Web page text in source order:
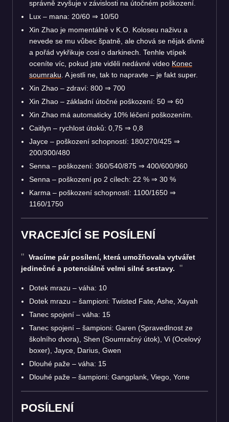
správně zvyšuje v závislosti na útočném poškození.
Lux – mana: 20/60 ⇒ 10/50
Xin Zhao je momentálně v K.O. Koloseu naživu a
nevede se mu vůbec špatně, ale chová se nějak divně
a pořád vykřikuje cosi o darkinech. Tenhle vtípek
oceníte víc, pokud jste viděli nedávné video Konec
soumraku . A jestli ne, tak to napravte – je fakt super.
Xin Zhao – zdraví: 800 ⇒ 700
Xin Zhao – základní útočné poškození: 50 ⇒ 60
Xin Zhao má automaticky 10% léčení poškozením.
Caitlyn – rychlost útoků: 0,75 ⇒ 0,8
Jayce – poškození schopností: 180/270/425 ⇒
200/300/480
Senna – poškození: 360/540/875 ⇒ 400/600/960
Senna – poškození po 2 cílech: 22 % ⇒ 30 %
Karma – poškození schopností: 1100/1650 ⇒
1160/1750
VRACEJÍCÍ SE POSÍLENÍ
Vracíme pár posílení, která umožňovala vytvářet
jedinečné a potenciálně velmi silné sestavy.
Dotek mrazu – váha: 10
Dotek mrazu – šampioni: Twisted Fate, Ashe, Xayah
Tanec spojení – váha: 15
Tanec spojení – šampioni: Garen (Spravedlnost ze
školního dvora), Shen (Soumračný útok), Vi (Ocelový
boxer), Jayce, Darius, Gwen
Dlouhé paže – váha: 15
Dlouhé paže – šampioni: Gangplank, Viego, Yone
POSÍLENÍ